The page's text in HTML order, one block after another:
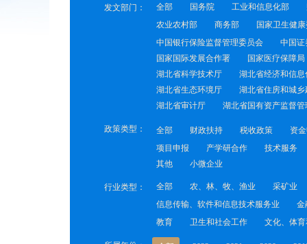
发文部门： 全部 国务院 工业和信息化部
农业农村部
商务部 国家卫生健
中国银行保险监督管理委员会
中国证
国家国际发展合作署
国家医疗保障局
湖北省科学技术厅
湖北省经济和信息
湖北省生态环境厅
湖北省住房和城乡
湖北省审计厅
湖北省国有资产监督管
政策类型： 全部 财政扶持 税收政策 资
项目申报
产学研合作 技术服务
其他
小微企业
行业类型： 全部 农、林、牧、渔业 采矿业
信息传输、软件和信息技术服务业
金
教育
卫生和社会工作 文化、体